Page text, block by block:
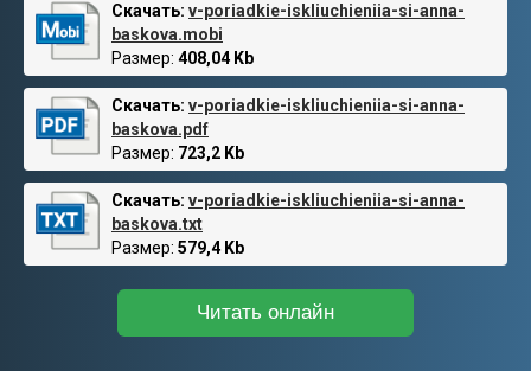
Скачать: v-poriadkie-iskliuchieniia-si-anna-
baskova.mobi
Размер: 408,04 Kb
Скачать: v-poriadkie-iskliuchieniia-si-anna-
baskova.pdf
Размер: 723,2 Kb
Скачать: v-poriadkie-iskliuchieniia-si-anna-
baskova.txt
Размер: 579,4 Kb
Читать онлайн